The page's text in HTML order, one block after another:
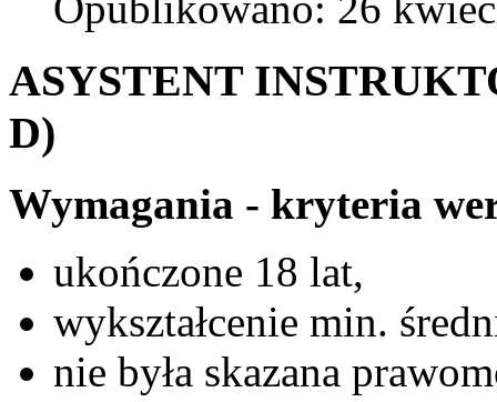
ASYSTENT
D)
Wymagania - kryteria
ukończone 18 lat,
wykształcenie min.
nie była skazana